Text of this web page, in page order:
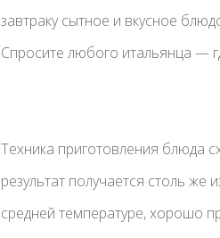
завтраку сытное и вкусное
Спросите любого итальянца —
Техника приготовления блюда
результат получается столь же
средней температуре, хорошо